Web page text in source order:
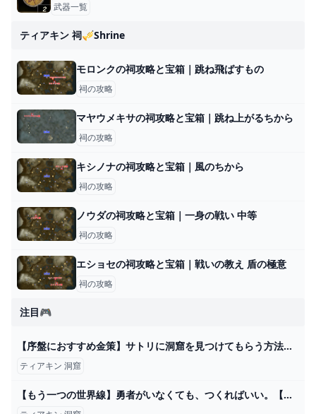
武器一覧
ティアキン 祠🎺shrine
モロンクの祠攻略と宝箱｜跳ね飛ばすもの
祠の攻略
マヤウメキサの祠攻略と宝箱｜跳ね上がるちから
祠の攻略
キシノナの祠攻略と宝箱｜風のちから
祠の攻略
ノウダの祠攻略と宝箱｜一身の戦い 中等
祠の攻略
エショセの祠攻略と宝箱｜戦いの教え 盾の極意
祠の攻略
注目🎮
【序盤におすすめ金策】サトリに洞窟を見つけてもらう方法【ルピー稼ぎ】 - YouTube
ティアキン 洞窟
【もう一つの世界線】勇者がいなくても、つくればいい。【ドラゴンクエストビルダーズ -アレフガルドを復活せよ-】part3 - YouTube